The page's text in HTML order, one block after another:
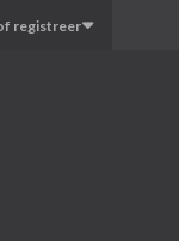
registreer